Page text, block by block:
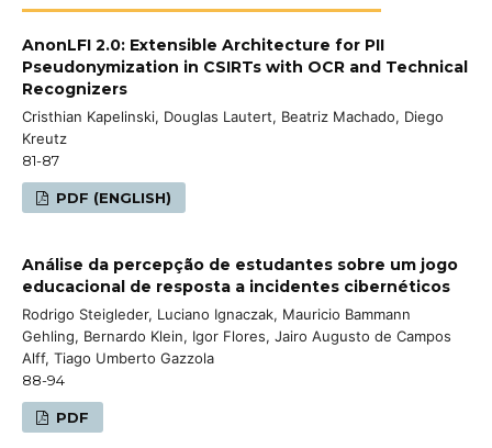
AnonLFI 2.0: Extensible Architecture for PII
Pseudonymization in CSIRTs with OCR and Technical
Recognizers
Cristhian Kapelinski, Douglas Lautert, Beatriz Machado, Diego
Kreutz
81-87
PDF (ENGLISH)
Análise da percepção de estudantes sobre um jogo
educacional de resposta a incidentes cibernéticos
Rodrigo Steigleder, Luciano Ignaczak, Mauricio Bammann
Gehling, Bernardo Klein, Igor Flores, Jairo Augusto de Campos
Alff, Tiago Umberto Gazzola
88-94
PDF